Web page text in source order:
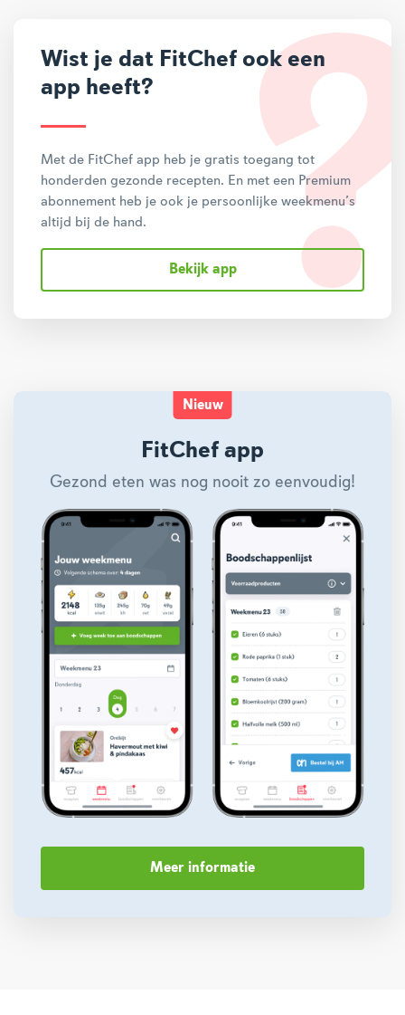
Nieuw
FitChef app
Gezond eten was nog nooit zo eenvoudig!
Meer informatie
Wist je dat FitChef ook een
app heeft?
Met de FitChef app heb je gratis toegang tot
honderden gezonde recepten. En met een Premium
abonnement heb je ook je persoonlijke weekmenu’s
altijd bij de hand.
Bekijk app